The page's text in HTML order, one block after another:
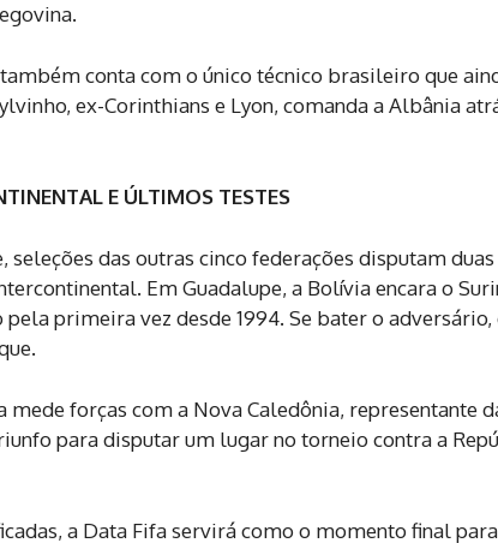
conta com o único técnico brasileiro que
ex-Corinthians e Lyon, comanda a Albânia
E ÚLTIMOS TESTES
seleções das outras cinco federações disputam
Em Guadalupe, a Bolívia encara o
primeira vez desde 1994. Se bater o adversário,
mede forças com a Nova Caledônia, representante
para disputar um lugar no torneio contra a
a Data Fifa servirá como o momento final